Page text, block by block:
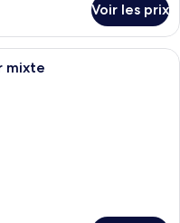
Voir les prix
avec un banc en béton,
mixte